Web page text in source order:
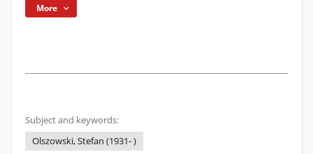
More
Subject and keywords:
Olszowski, Stefan (1931- )